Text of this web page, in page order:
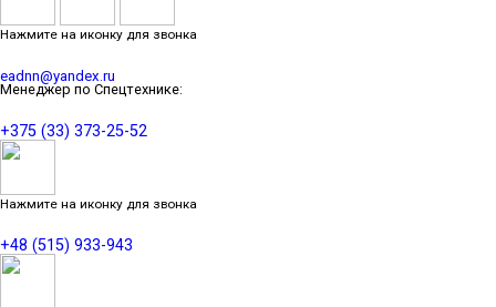
Нажмите на иконку для звонка
eadnn@yandex.ru
Менеджер по Спецтехнике:
+375 (33) 373-25-52
Нажмите на иконку для звонка
+48 (515) 933-943